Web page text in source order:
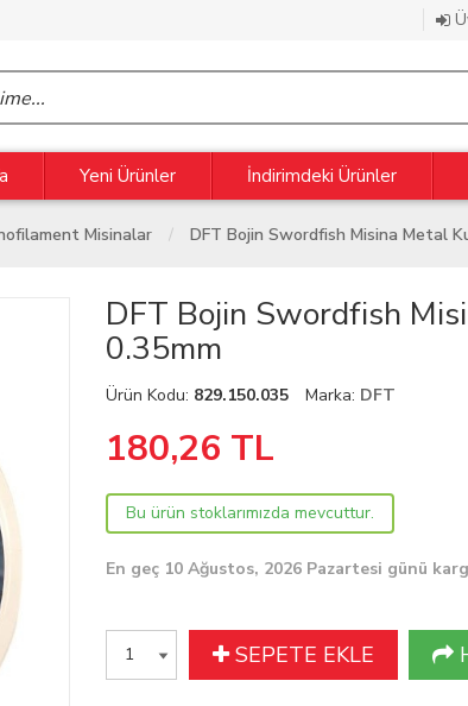
Yeni Ürünler İndirimdeki Ürünler
Misinalar DFT Bojin Swordfish Misina Metal
DFT Bojin Swordfish
0.35mm
Ürün Kodu: 829.150.035 Marka: DFT
180,26 TL
Bu ürün stoklarımızda mevcuttur.
En geç 10 Ağustos, 2026 Pazartesi günü
SEPETE EKLE